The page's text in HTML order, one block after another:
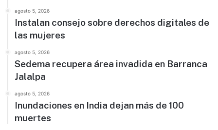
agosto 5, 2026
Instalan consejo sobre derechos digitales de
las mujeres
agosto 5, 2026
Sedema recupera área invadida en Barranca
Jalalpa
agosto 5, 2026
Inundaciones en India dejan más de 100
muertes